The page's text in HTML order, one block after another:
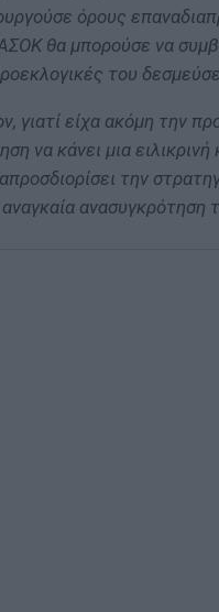
όρους
θα μπορούσε να
του
γιατί είχα ακόμη την
να κάνει μια
την
ανασυγκρότηση